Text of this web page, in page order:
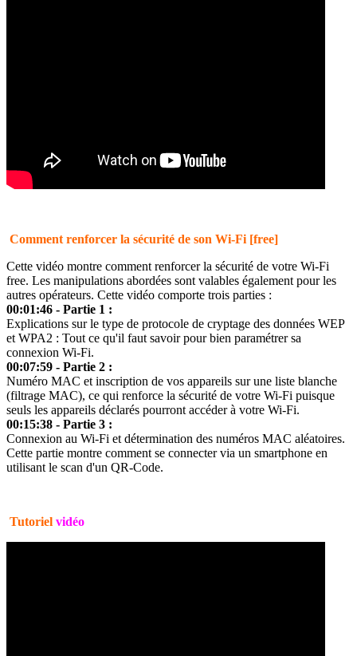
Comment renforcer la sécurité de son Wi-Fi [free]
Cette vidéo montre comment renforcer la sécurité de votre Wi-Fi
free. Les manipulations abordées sont valables également pour les
autres opérateurs. Cette vidéo comporte trois parties :
00:01:46 - Partie 1 :
Explications sur le type de protocole de cryptage des données WEP
et WPA2 : Tout ce qu'il faut savoir pour bien paramétrer sa
connexion Wi-Fi.
00:07:59 - Partie 2 :
Numéro MAC et inscription de vos appareils sur une liste blanche
(filtrage MAC), ce qui renforce la sécurité de votre Wi-Fi puisque
seuls les appareils déclarés pourront accéder à votre Wi-Fi.
00:15:38 - Partie 3 :
Connexion au Wi-Fi et détermination des numéros MAC aléatoires.
Cette partie montre comment se connecter via un smartphone en
utilisant le scan d'un QR-Code.
Tutoriel vidéo